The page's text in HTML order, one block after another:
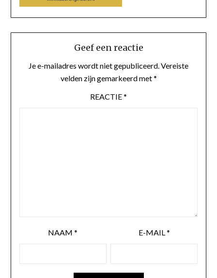
Geef een reactie
Je e-mailadres wordt niet gepubliceerd. Vereiste
velden zijn gemarkeerd met*
REACTIE*
NAAM* E-MAIL *